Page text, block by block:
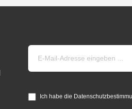
Ich habe die